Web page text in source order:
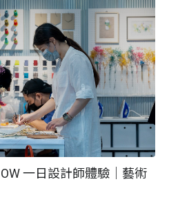
一日設計師體驗｜藝術